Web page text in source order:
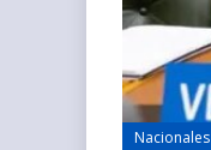
Nacionales